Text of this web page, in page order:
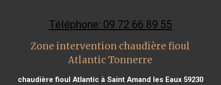
Téléphone: 09 72 66 89 55
Zone intervention chaudière fioul
Atlantic Tonnerre
chaudière fioul Atlantic à Saint Amand les Eaux 59230